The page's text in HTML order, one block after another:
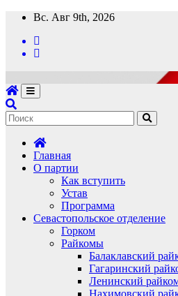
Перейти
содержимому
Вс. Авг 9th, 2026
Главная
О партии
Как вступить
Устав
Программа
Севастопольское отделение
Горком
Райкомы
Балаклавский
Гагаринский
Ленинский
Нахимовский